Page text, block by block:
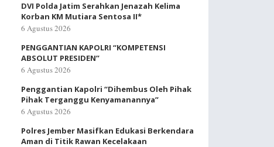
DVI Polda Jatim Serahkan Jenazah Kelima
Korban KM Mutiara Sentosa II*
6 Agustus 2026
PENGGANTIAN KAPOLRI “KOMPETENSI
ABSOLUT PRESIDEN”
6 Agustus 2026
Penggantian Kapolri “Dihembus Oleh Pihak
Pihak Terganggu Kenyamanannya”
6 Agustus 2026
Polres Jember Masifkan Edukasi Berkendara
Aman di Titik Rawan Kecelakaan